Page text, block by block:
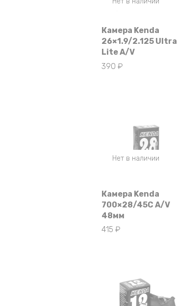
Камера Kenda
26×1.9/2.125 Ultra
Lite A/V
390₽
Нет в наличии
Камера Kenda
700×28/45C A/V
48мм
415₽